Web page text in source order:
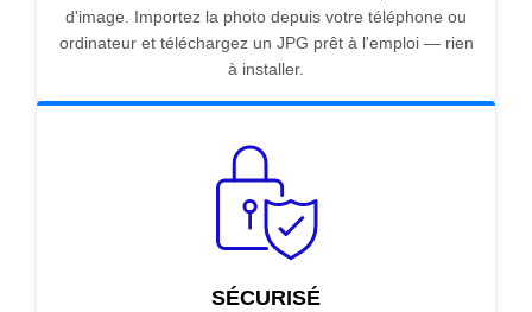
d'image. Importez la photo depuis votre téléphone ou
ordinateur et téléchargez un JPG prêt à l'emploi — rien
à installer.
SÉCURISÉ